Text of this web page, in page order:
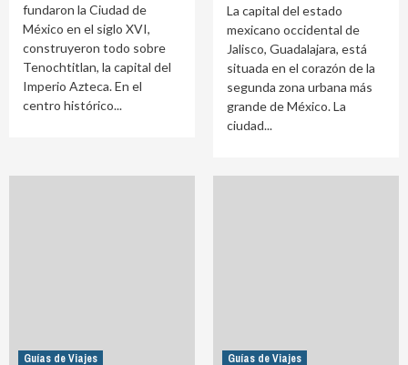
fundaron la Ciudad de
México en el siglo XVI,
construyeron todo sobre
Tenochtitlan, la capital del
Imperio Azteca. En el
centro histórico...
La capital del estado
mexicano occidental de
Jalisco, Guadalajara, está
situada en el corazón de la
segunda zona urbana más
grande de México. La
ciudad...
Guías de Viajes Guías de Viajes